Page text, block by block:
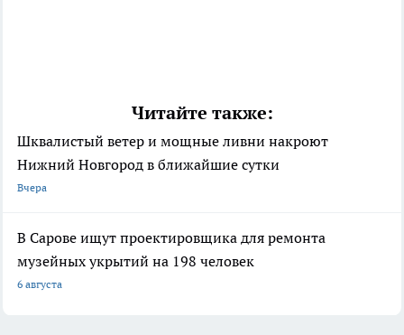
Читайте также:
Шквалистый ветер и мощные ливни накроют
Нижний Новгород в ближайшие сутки
Вчера
В Сарове ищут проектировщика для ремонта
музейных укрытий на 198 человек
6 августа